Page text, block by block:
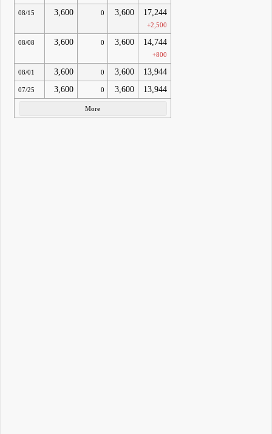
08/15 3,600 0 3,600 17,244
+2,500
08/08 3,600 0 3,600 14,744
+800
08/01 3,600 0 3,600 13,944
07/25 3,600 0 3,600 13,944
More